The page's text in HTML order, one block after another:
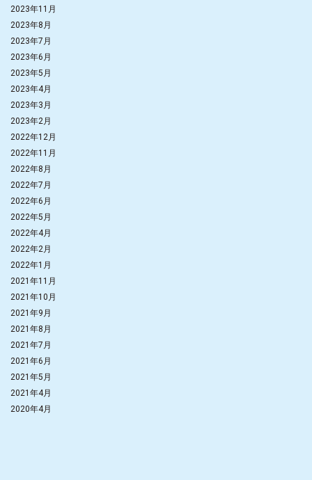
2023年11月
2023年8月
2023年7月
2023年6月
2023年5月
2023年4月
2023年3月
2023年2月
2022年12月
2022年11月
2022年8月
2022年7月
2022年6月
2022年5月
2022年4月
2022年2月
2022年1月
2021年11月
2021年10月
2021年9月
2021年8月
2021年7月
2021年6月
2021年5月
2021年4月
2020年4月